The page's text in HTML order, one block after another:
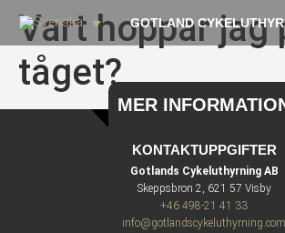
GOTLAND
Vart hoppar jag
tåget?
MER
KONTAKTUPPGIFTER
Gotlands Cykeluthyrning AB
Skeppsbron 2, 621 57 Visby
+46 498-21 41 33
info@gotlandscykeluthyrning.com